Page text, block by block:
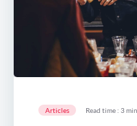
Articles Read time : 3 min.